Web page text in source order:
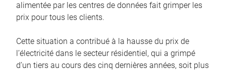
alimentée par les centres de données fait grimper les
prix pour tous les clients.
Cette situation a contribué à la hausse du prix de
l’électricité dans le secteur résidentiel, qui a grimpé
d’un tiers au cours des cinq dernières années, soit plus